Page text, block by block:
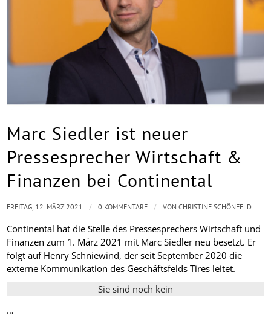
Marc Siedler ist neuer
Pressesprecher Wirtschaft &
Finanzen bei Continental
Continental hat die Stelle des Pressesprechers Wirtschaft und
Finanzen zum 1. März 2021 mit Marc Siedler neu besetzt. Er
folgt auf Henry Schniewind, der seit September 2020 die
externe Kommunikation des Geschäftsfelds Tires leitet.
Sie sind noch kein
…
FREITAG, 12. MÄRZ 2021 / 0 KOMMENTARE / VONCHRISTINE SCHÖNFELD